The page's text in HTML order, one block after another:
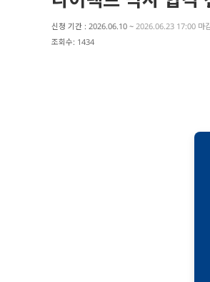
신청 기간 : 2026.06.10 ~ 2026.06.23 17:00 마
조회수: 1434